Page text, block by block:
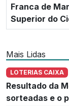
Franca de
Superior do
Mais Lidas
LOTERIAS CAIXA
Resultado da
sorteadas e o